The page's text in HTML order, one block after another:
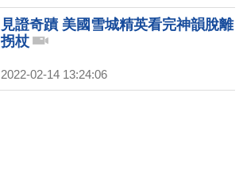
見證奇蹟 美國雪城精英看完神韻脫離
拐杖
2022-02-14 13:24:06